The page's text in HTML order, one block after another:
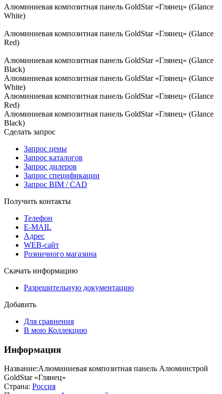
Алюминиевая композитная панель GoldStar «Глянец» (Glance
White)
Алюминиевая композитная панель GoldStar «Глянец» (Glance
Red)
Алюминиевая композитная панель GoldStar «Глянец» (Glance
Black)
Алюминиевая композитная панель GoldStar «Глянец» (Glance
White)
Алюминиевая композитная панель GoldStar «Глянец» (Glance
Red)
Алюминиевая композитная панель GoldStar «Глянец» (Glance
Black)
Сделать запрос
Запрос цены
Запрос каталогов
Запрос дилеров
Запрос спецификации
Запрос BIM / CAD
Получить контакты
Телефон
E-MAIL
Адрес
WEB-сайт
Розничного магазина
Скачать информацию
Разрешительную документацию
Добавить
Для сравнения
В мою Коллекцию
Информация
Название:Алюминиевая композитная панель Алюминстрой
GoldStar «Глянец»
Страна: Россия